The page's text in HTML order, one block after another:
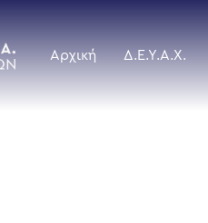
Αρχική Δ.Ε.Υ.Α.Χ.